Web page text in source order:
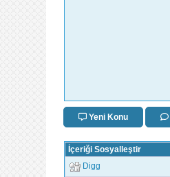
Yeni Konu
İçeriği Sosyalleştir
Digg